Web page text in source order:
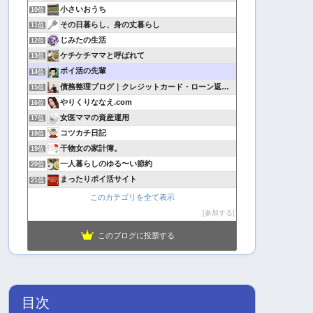
10位 小さいおうち
11位 その日暮らし、身の丈暮らし
12位 じみたの生活
13位 ケチケチママと呼ばれて
14位 ポイ活の先輩
15位 債務整理ブログ｜クレジットカード・ローン返済で悩んでいる方へ
16位 やりくりななえ.com
17位 女医ママの資産運用
18位 コツカチ日記
19位 干物女の家計簿。
20位 一人暮らしのゆる〜い節約
21位 まったりポイ活サイト
このカテゴリを全て表示
参加する
このブログに投票する
目次